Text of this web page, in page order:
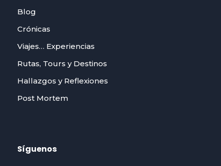
Blog
Crónicas
Viajes… Experiencias
Rutas, Tours y Destinos
Hallazgos y Reflexiones
Post Mortem
Síguenos